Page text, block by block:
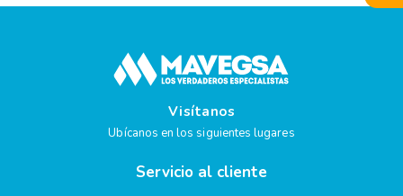
Visítanos
Ubícanos en los siguientes lugares
Servicio al cliente